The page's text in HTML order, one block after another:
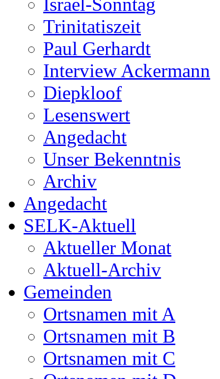
Trinitatiszeit
Paul Gerhardt
Interview Ackermann
Diepkloof
Lesenswert
Angedacht
Unser Bekenntnis
Archiv
Angedacht
SELK-Aktuell
Aktueller Monat
Aktuell-Archiv
Gemeinden
Ortsnamen mit A
Ortsnamen mit B
Ortsnamen mit C